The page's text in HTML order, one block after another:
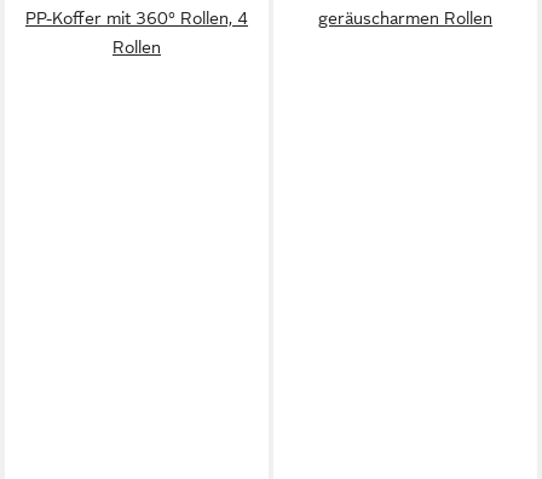
PP-Koffer mit 360° Rollen, 4
Rollen
geräuscharmen Rollen